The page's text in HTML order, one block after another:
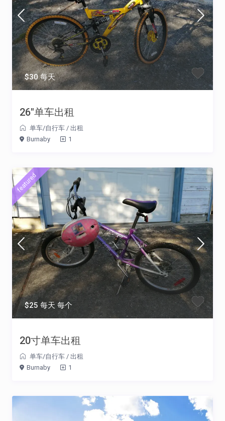
$30 每天
26″单车出租
单车/自行车 / 出租
Burnaby
1
$25 每天 每个
featured
20寸单车出租
单车/自行车 / 出租
Burnaby
1